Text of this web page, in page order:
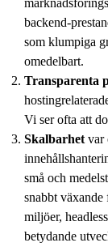
backend-
som klumpiga
omedelbart.
Transparenta
Vi ser ofta att
Skalbarhet var
små och
snabbt
miljöer,
betydande